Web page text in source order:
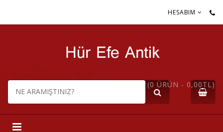
HESABIM
(0 ÜRÜN - 0,00TL)